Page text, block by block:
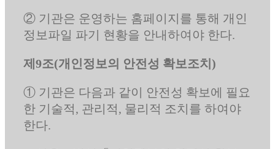
② 기관은 운영하는 홈페이지를 통해 개인
정보파일 파기 현황을 안내하여야 한다.
제9조(개인정보의 안전성 확보조치)
① 기관은 다음과 같이 안전성 확보에 필요
한 기술적, 관리적, 물리적 조치를 하여야
한다.